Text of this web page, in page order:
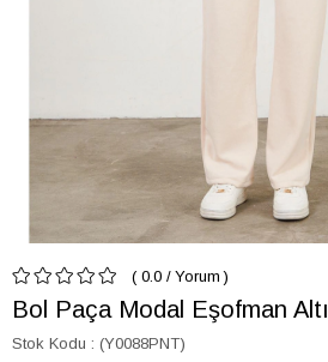
0.0 / Yorum
Bol Paça Modal Eşofman Altı
Stok Kodu (Y0088PNT)